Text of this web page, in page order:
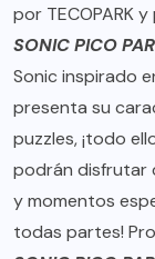
por TECOPARK
SONIC PICO
Sonic inspirado
presenta su
puzzles, ¡todo
podrán disfrutar
y momentos
todas partes!